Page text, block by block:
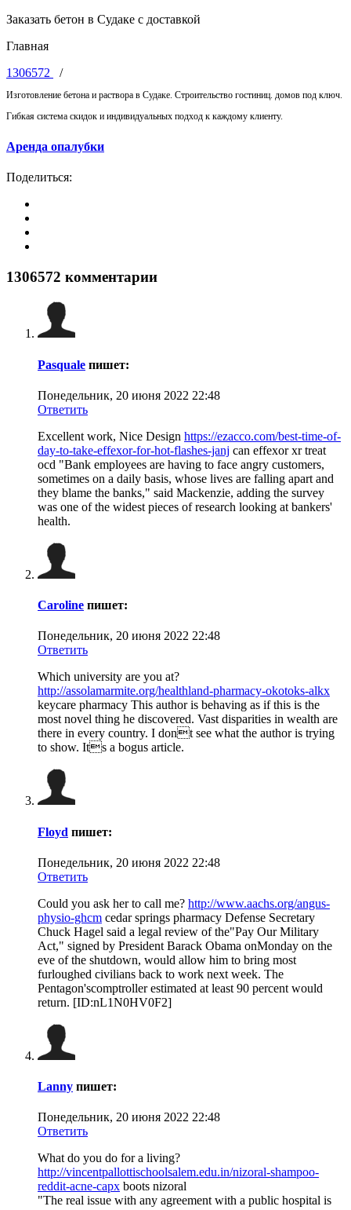
Заказать бетон в Судаке с доставкой
Главная
1306572
/
Изготовление бетона и раствора в Судаке. Строительство гостиниц. домов под ключ.
Гибкая система скидок и индивидуальных подход к каждому клиенту.
Аренда опалубки
Поделиться:
1306572 комментарии
Pasquale пишет:
Понедельник, 20 июня 2022 22:48
Ответить
Excellent work, Nice Design https://ezacco.com/best-time-of-
day-to-take-effexor-for-hot-flashes-janj can effexor xr treat
ocd "Bank employees are having to face angry customers,
sometimes on a daily basis, whose lives are falling apart and
they blame the banks," said Mackenzie, adding the survey
was one of the widest pieces of research looking at bankers'
health.
Caroline пишет:
Понедельник, 20 июня 2022 22:48
Ответить
Which university are you at?
http://assolamarmite.org/healthland-pharmacy-okotoks-alkx
keycare pharmacy This author is behaving as if this is the
most novel thing he discovered. Vast disparities in wealth are
there in every country. I dont see what the author is trying
to show. Its a bogus article.
Floyd пишет:
Понедельник, 20 июня 2022 22:48
Ответить
Could you ask her to call me? http://www.aachs.org/angus-
physio-ghcm cedar springs pharmacy Defense Secretary
Chuck Hagel said a legal review of the"Pay Our Military
Act," signed by President Barack Obama onMonday on the
eve of the shutdown, would allow him to bring most
furloughed civilians back to work next week. The
Pentagon'scomptroller estimated at least 90 percent would
return. [ID:nL1N0HV0F2]
Lanny пишет:
Понедельник, 20 июня 2022 22:48
Ответить
What do you do for a living?
http://vincentpallottischoolsalem.edu.in/nizoral-shampoo-
reddit-acne-capx boots nizoral
"The real issue with any agreement with a public hospital is